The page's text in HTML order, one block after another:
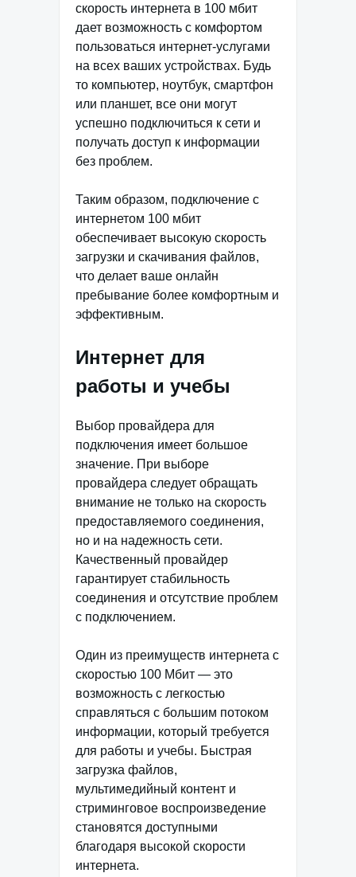
скорость интернета в 100 мбит
дает возможность с комфортом
пользоваться интернет-услугами
на всех ваших устройствах. Будь
то компьютер, ноутбук, смартфон
или планшет, все они могут
успешно подключиться к сети и
получать доступ к информации
без проблем.
Таким образом, подключение с
интернетом 100 мбит
обеспечивает высокую скорость
загрузки и скачивания файлов,
что делает ваше онлайн
пребывание более комфортным и
эффективным.
Интернет для
работы и учебы
Выбор провайдера для
подключения имеет большое
значение. При выборе
провайдера следует обращать
внимание не только на скорость
предоставляемого соединения,
но и на надежность сети.
Качественный провайдер
гарантирует стабильность
соединения и отсутствие проблем
с подключением.
Один из преимуществ интернета с
скоростью 100 Мбит — это
возможность с легкостью
справляться с большим потоком
информации, который требуется
для работы и учебы. Быстрая
загрузка файлов,
мультимедийный контент и
стриминговое воспроизведение
становятся доступными
благодаря высокой скорости
интернета.